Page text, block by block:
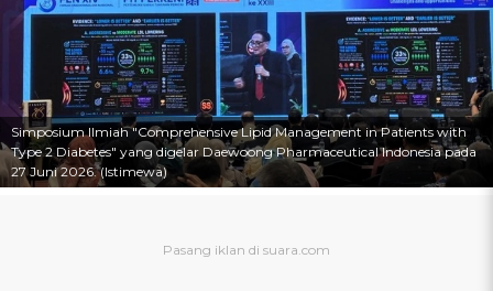
Simposium Ilmiah "Comprehensive Lipid Management in Patients with
Type 2 Diabetes" yang digelar Daewoong Pharmaceutical Indonesia pada
27 Juni 2026. (Istimewa)